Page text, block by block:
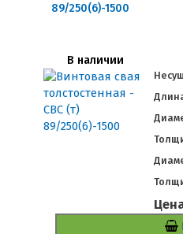
89/250(6)-1500
В наличии